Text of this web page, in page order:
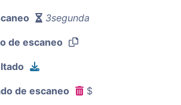
3segunda
de escaneo
de escaneo $